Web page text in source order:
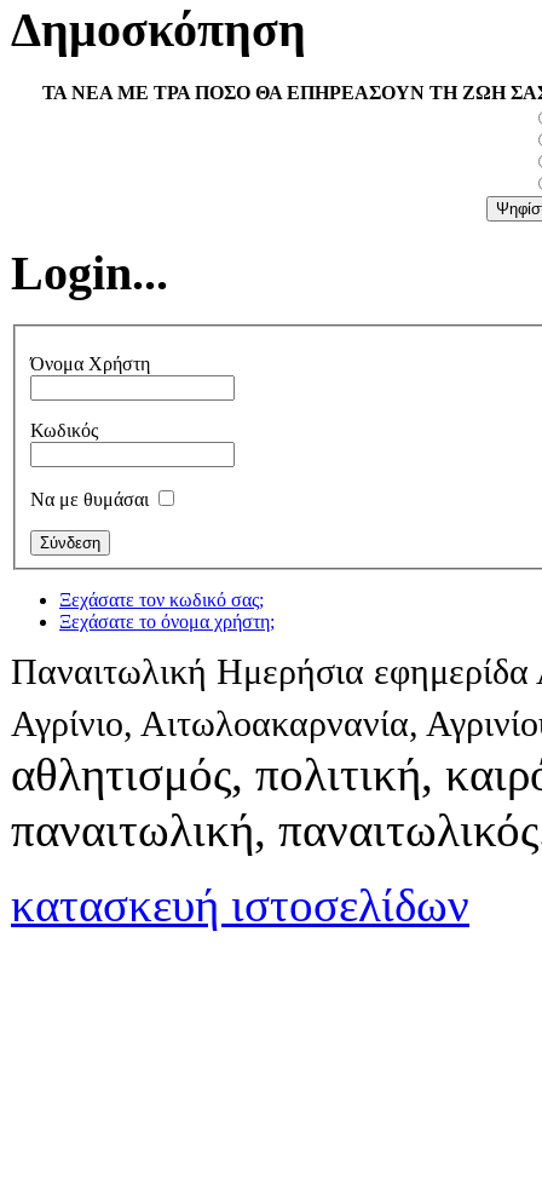
Δημοσκόπηση
ΤΑ ΝΕΑ ΜΕ ΤΡΑ ΠΟΣΟ ΘΑ ΕΠΗΡΕΑΣΟΥΝ ΤΗ ΖΩΗ
Login...
Όνομα Χρήστη
Κωδικός
Να με θυμάσαι
Ξεχάσατε τον κωδικό σας;
Ξεχάσατε το όνομα χρήστη;
Παναιτωλική Ημερήσια εφημερίδα
Αγρίνιο, Αιτωλοακαρνανία,
αθλητισμός, πολιτική,
παναιτωλική,
κατασκευή ιστοσελίδων